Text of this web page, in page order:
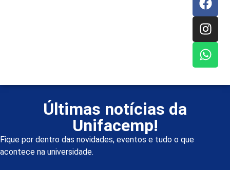
Últimas notícias da
Unifacemp!
Fique por dentro das novidades, eventos e tudo o que
acontece na universidade.